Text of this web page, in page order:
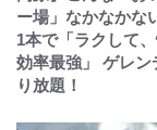
ー場」なかなかな
1本で「ラクして、
効率最強」 ゲレン
り放題！